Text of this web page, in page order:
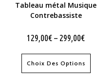
Tableau métal Musique
Contrebassiste
129,00€ – 299,00€
Choix Des Options